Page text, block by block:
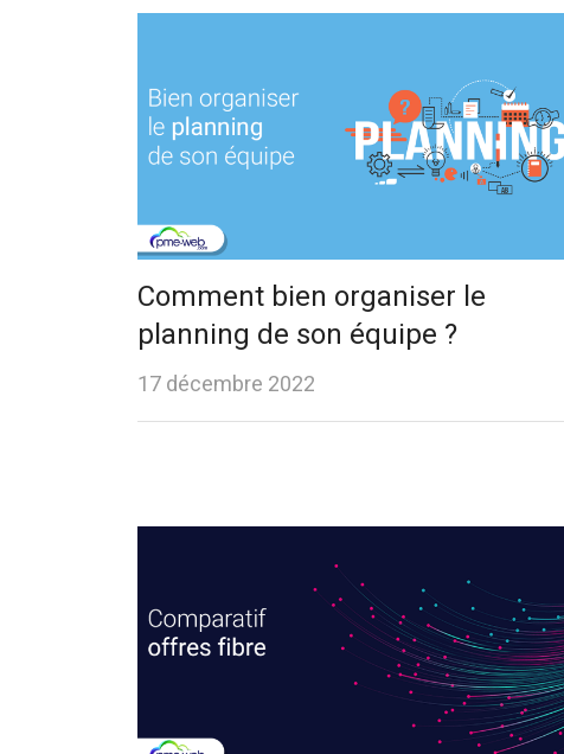
Comment bien organiser le
planning de son équipe ?
17 décembre 2022